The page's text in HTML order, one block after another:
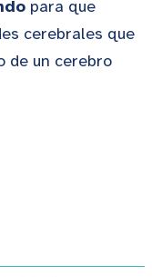
para que
cerebrales que
de un cerebro